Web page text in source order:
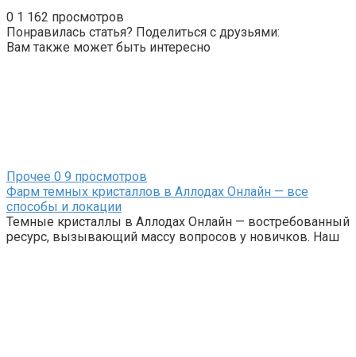
0 1 162 просмотров
Понравилась статья? Поделиться с друзьями:
Вам также может быть интересно
Прочее 0 9 просмотров
Фарм темных кристаллов в Аллодах Онлайн — все
способы и локации
Темные кристаллы в Аллодах Онлайн — востребованный
ресурс, вызывающий массу вопросов у новичков. Наш